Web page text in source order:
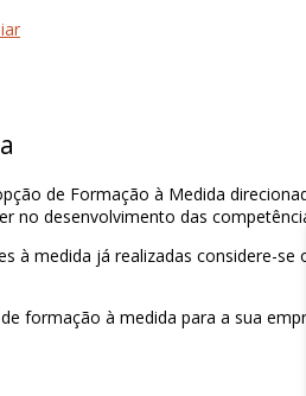
de Formação à Medida
no desenvolvimento das
à medida já realizadas considere-se
formação à medida para a sua